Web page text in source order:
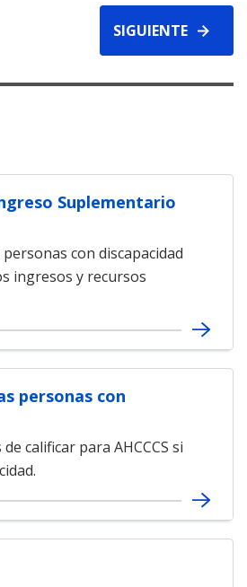
SIGUIENTE
Suplementario
personas con discapacidad
ingresos y recursos
personas con
calificar para AHCCCS si